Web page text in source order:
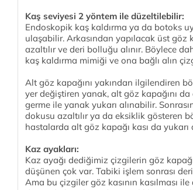
Kaş seviyesi 2 yöntem ile düzeltilebilir:
Endoskopik kaş kaldırma ya da botoks
ulaşabilir. Arkasından yapılacak üst
azaltılır ve deri bolluğu alınır. Böylece
kaş kaldırma mimiği ve ona bağlı alın
Alt göz kapağını yakından ilgilendiren
yer değiştiren yanak, alt göz kapağını
germe ile yanak yukarı alınabilir.
dokusu azaltılır ya da eksiklik gösteren
hastalarda alt göz kapağı kası da yukarı
Kaz ayakları:
Kaz ayağı dediğimiz çizgilerin göz
düşünen çok var. Tabiki işlem sonrası
Ama bu çizgiler göz kasının kasılması